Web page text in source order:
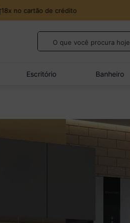
18x no cartão de crédito
O que você procura hoje?
Escritório Banheiro